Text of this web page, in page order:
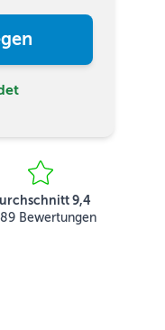
9,4
Bewertungen